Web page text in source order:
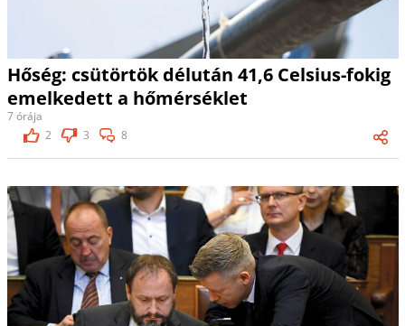
Hőség: csütörtök délután 41,6 Celsius-fokig
emelkedett a hőmérséklet
7 órája
2
3 8